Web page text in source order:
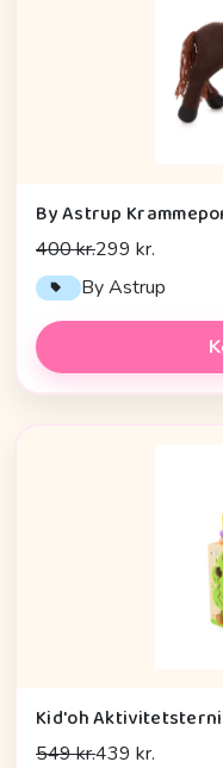
By Astrup
400 kr.299 kr.
By Astrup
Kid'oh
549 kr.439 kr.